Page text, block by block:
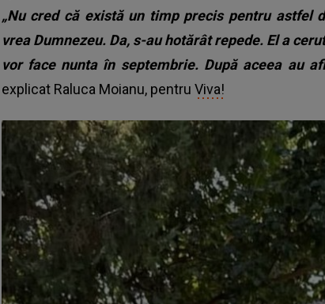
„Nu cred că există un timp precis pentru astfel
vrea Dumnezeu. Da, s-au hotărât repede. El a
vor face nunta în septembrie. După aceea au
explicat Raluca Moianu, pentru Viva!